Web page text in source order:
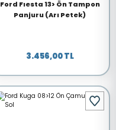
Ford Fıesta 13> Ön Tampon
Panjuru (Arı Petek)
3.456,00 TL